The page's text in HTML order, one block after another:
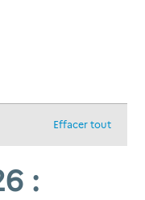
Effacer tout
: